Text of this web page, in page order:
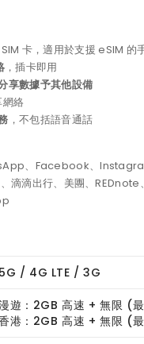
卡，適用於支援 eSIM 的
，插卡即用
享數據予其他設備
絡
，不包括語音通話
、Facebook、
滴滴出行、美團、REDnote
5G / 4G LTE / 3G
遊：2GB 高速 + 無限 (
港：2GB 高速 + 無限 (